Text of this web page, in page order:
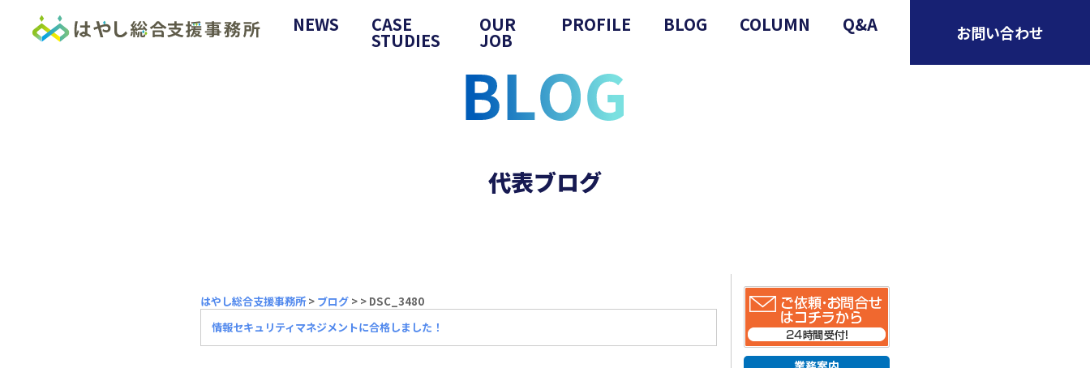
NEWS CASE
STUDIES
OUR
JOB
PROFILE BLOG COLUMN Q&A お問い合わせ
代表ブログ
はやし総合支援事務所> ブログ >
情報セキュリティマネジメントに合格しました！
> DSC_3480